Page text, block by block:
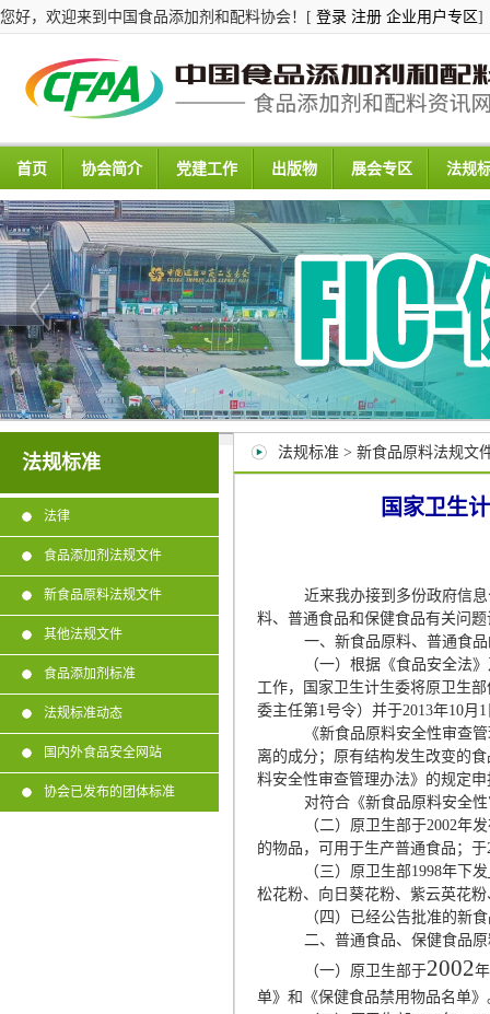
您好，欢迎来到中国食品添加剂和配料协会！[ 登录 注册 企业用户专区]
首页 协会简介 党建工作 出版物 展会专区 法规
法规标准
法律
食品添加剂法规文件
新食品原料法规文件
其他法规文件
食品添加剂标准
法规标准动态
国内外食品安全网站
协会已发布的团体标准
法规标准 > 新食品原料法规文
国家卫生
近来我办接到多份政府信
料、普通食品和保健食品有关问
一、新食品原料、普通食
（一）根据《食品安全法
工作，国家卫生计生委将原卫生
委主任第1号令）并于2013年10月
《新食品原料安全性审查
离的成分；原有结构发生改变的
料安全性审查管理办法》的规定
对符合《新食品原料安全
（二）原卫生部于2002年
的物品，可用于生产普通食品；
（三）原卫生部1998年下发
松花粉、向日葵花粉、紫云英花
（四）已经公告批准的新
二、普通食品、保健食品
（一）原卫生部于2002
单》和《保健食品禁用物品名单